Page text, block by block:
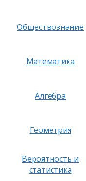
Обществознание
Математика
Алгебра
Геометрия
Вероятность и
статистика